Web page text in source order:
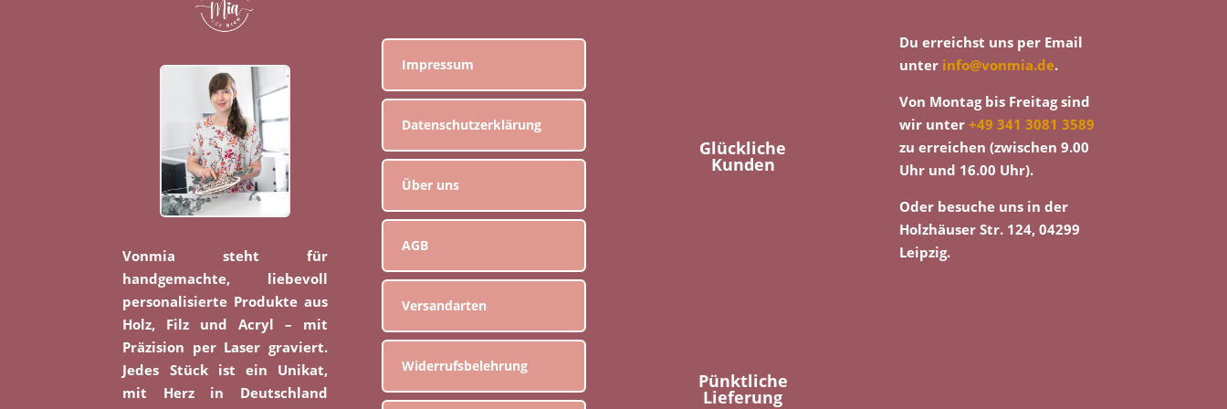
Vonmia steht für
handgemachte, liebevoll
personalisierte Produkte aus
Holz, Filz und Acryl – mit
Präzision per Laser graviert.
Jedes Stück ist ein Unikat,
mit Herz in Deutschland
Impressum
Datenschutzerklärung
Über uns
AGB
Versandarten
Widerrufsbelehrung
Glückliche
Kunden
Pünktliche
Lieferung
Du erreichst uns per Email
unter info@vonmia.de.
Von Montag bis Freitag sind
wir unter+49 341 3081 3589
zu erreichen (zwischen 9.00
Uhr und 16.00 Uhr).
Oder besuche uns in der
Holzhäuser Str. 124, 04299
Leipzig.